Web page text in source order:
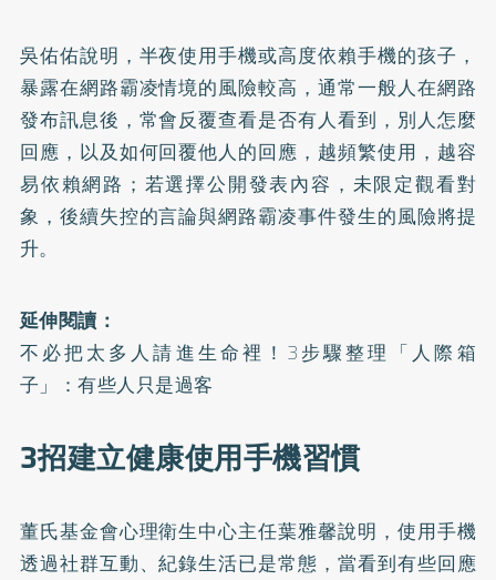
吳佑佑說明，半夜使用手機或高度依賴手機的孩子，
暴露在網路霸凌情境的風險較高，通常一般人在網路
發布訊息後，常會反覆查看是否有人看到，別人怎麼
回應，以及如何回覆他人的回應，越頻繁使用，越容
易依賴網路；若選擇公開發表內容，未限定觀看對
象，後續失控的言論與網路霸凌事件發生的風險將提
升。
延伸閱讀：
不必把太多人請進生命裡！3步驟整理「人際箱
子」：有些人只是過客
3招建立健康使用手機習慣
董氏基金會心理衛生中心主任葉雅馨說明，使用手機
透過社群互動、紀錄生活已是常態，當看到有些回應